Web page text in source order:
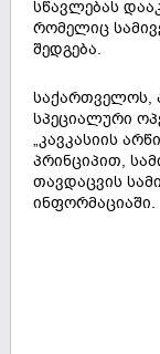
სწავლებას
რომელიც
შედგება.
საქართველოს,
სპეციალური
„კავკასიის
პრინციპით,
თავდაცვის
ინფორმაციაში.